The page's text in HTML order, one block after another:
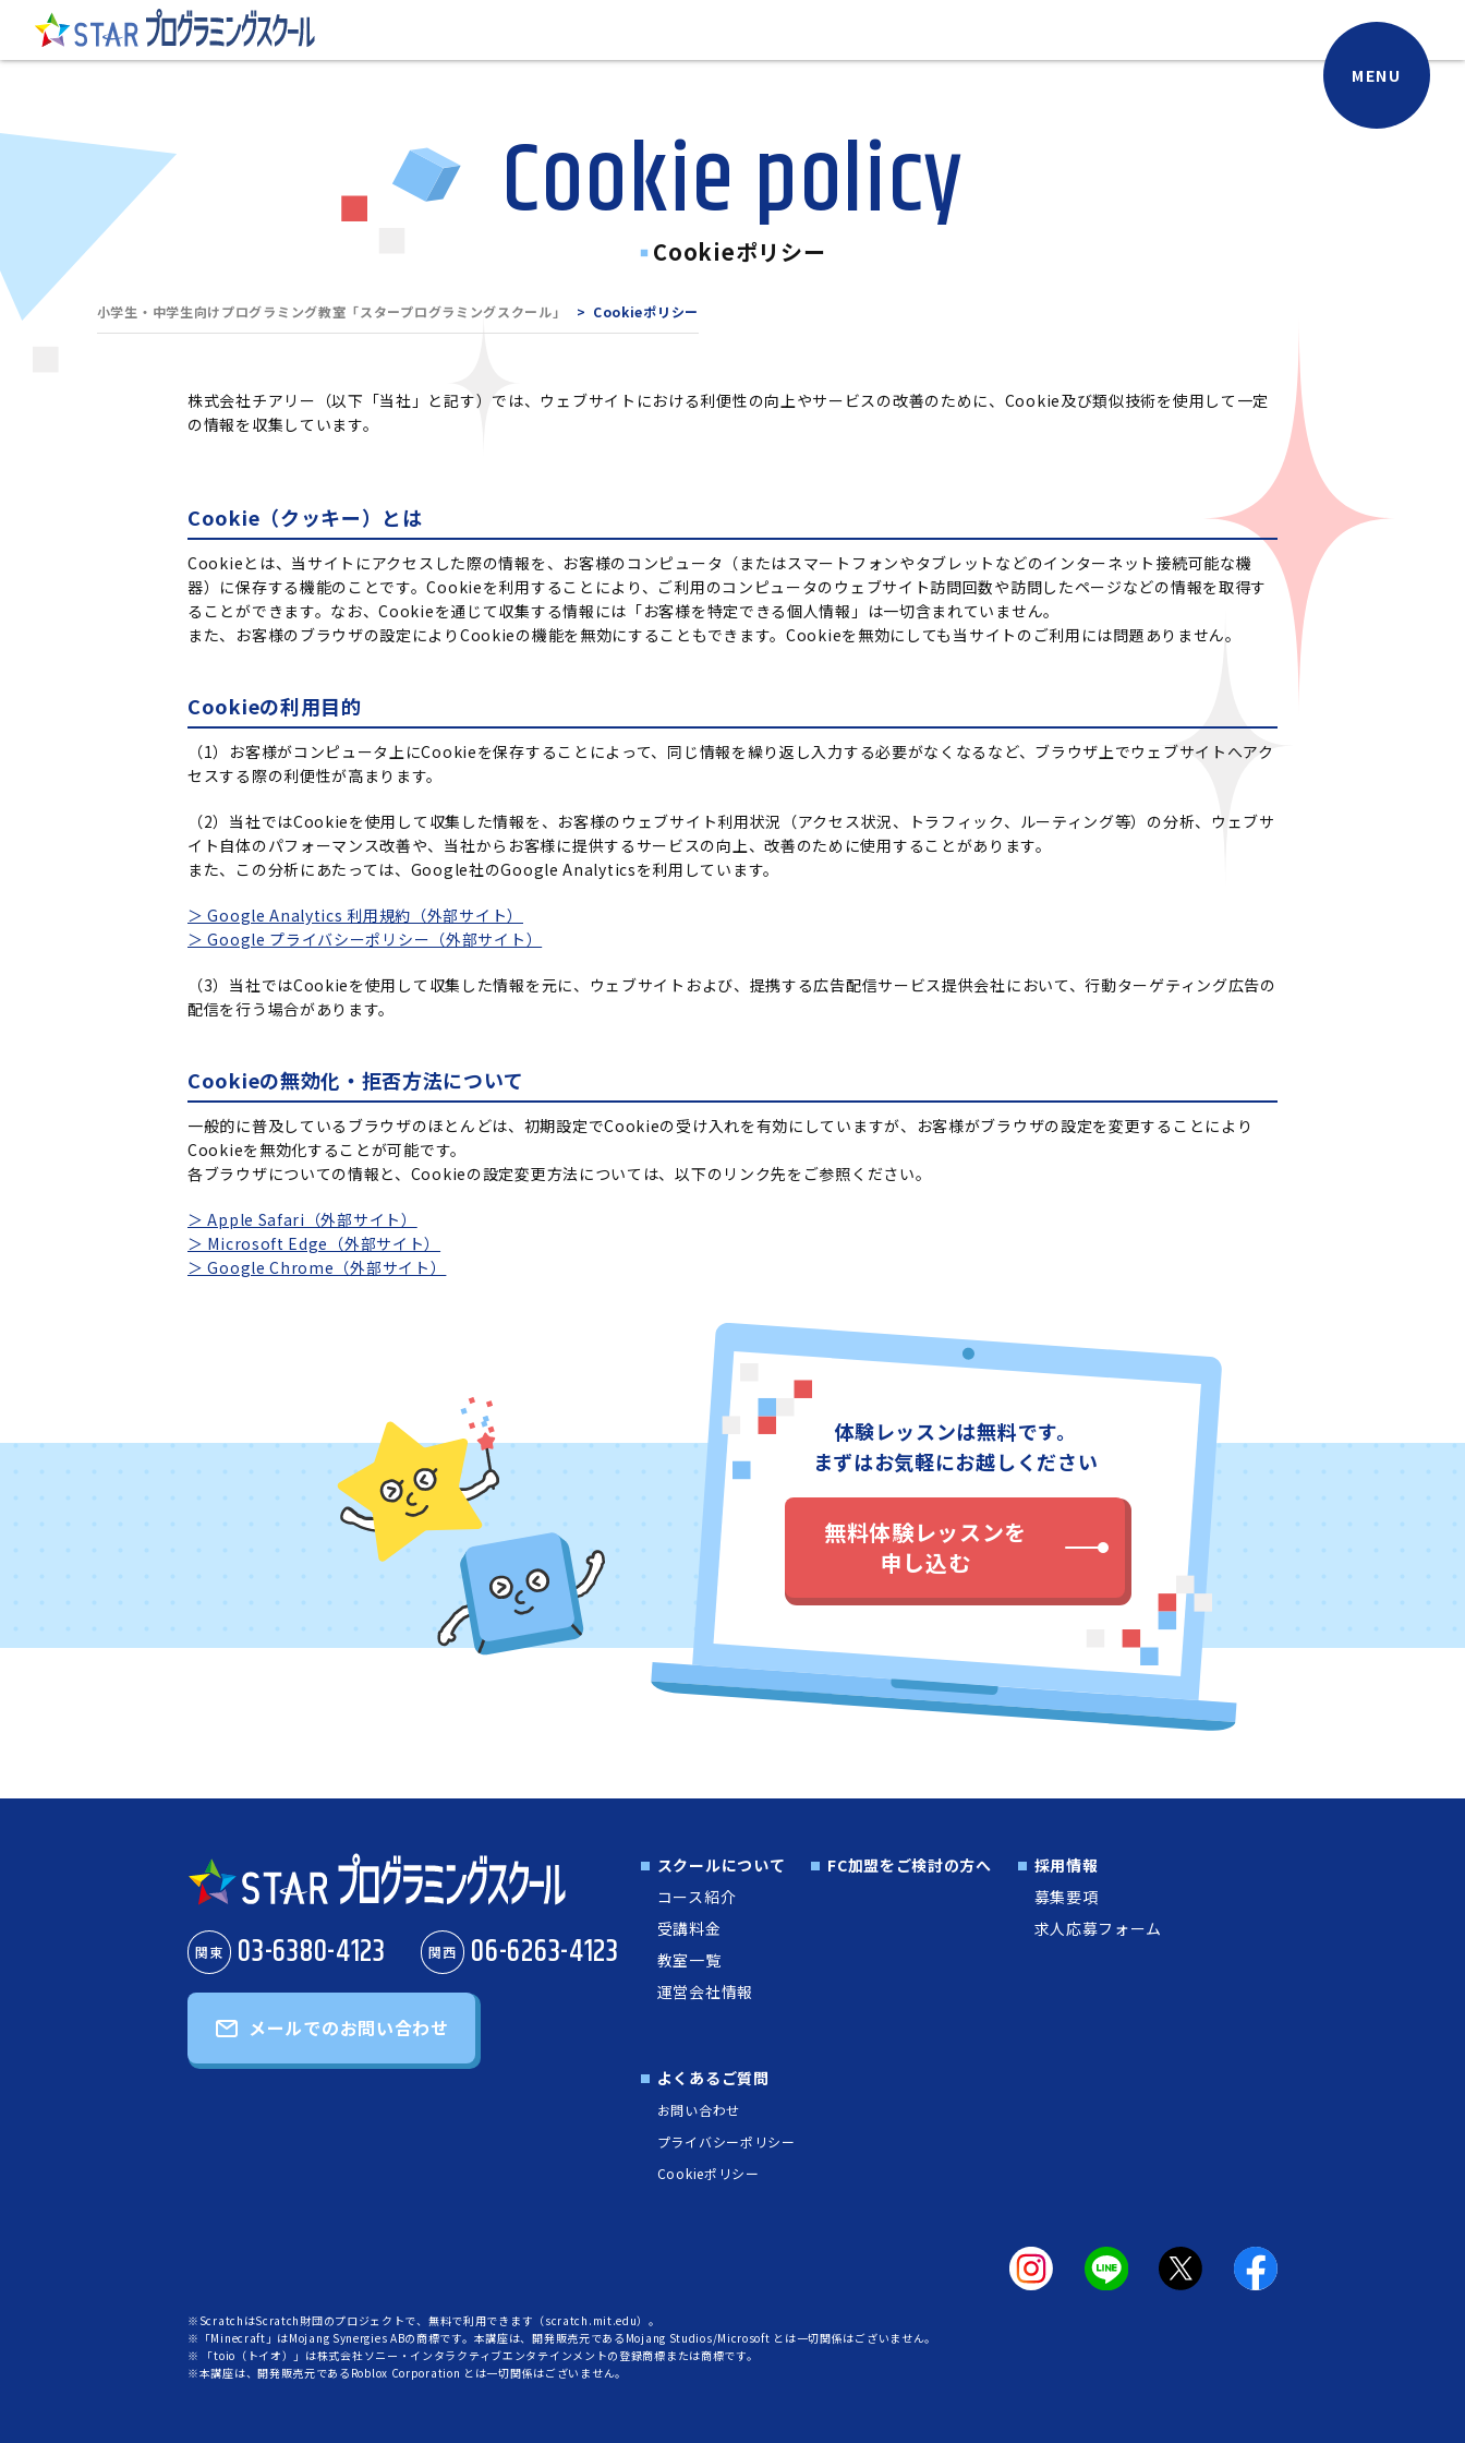
MENU
Cookie policy
Cookieポリシー
小学生・中学生向けプログラミング教室「スタープログラミングスクール」 Cookieポリシー
株式会社チアリー（以下「当社」と記す）では、ウェブサイトにおける利便性の向上やサービスの改善のために、Cookie及び類似技術を使用して一定
の情報を収集しています。
Cookie（クッキー）とは
Cookieとは、当サイトにアクセスした際の情報を、お客様のコンピュータ（またはスマートフォンやタブレットなどのインターネット接続可能な機
器）に保存する機能のことです。Cookieを利用することにより、ご利用のコンピュータのウェブサイト訪問回数や訪問したページなどの情報を取得す
ることができます。なお、Cookieを通じて収集する情報には「お客様を特定できる個人情報」は一切含まれていません。
また、お客様のブラウザの設定によりCookieの機能を無効にすることもできます。Cookieを無効にしても当サイトのご利用には問題ありません。
Cookieの利用目的
（1）お客様がコンピュータ上にCookieを保存することによって、同じ情報を繰り返し入力する必要がなくなるなど、ブラウザ上でウェブサイトへアク
セスする際の利便性が高まります。
（2）当社ではCookieを使用して収集した情報を、お客様のウェブサイト利用状況（アクセス状況、トラフィック、ルーティング等）の分析、ウェブサ
イト自体のパフォーマンス改善や、当社からお客様に提供するサービスの向上、改善のために使用することがあります。
また、この分析にあたっては、Google社のGoogle Analyticsを利用しています。
＞ Google Analytics 利用規約（外部サイト）
＞ Google プライバシーポリシー（外部サイト）
（3）当社ではCookieを使用して収集した情報を元に、ウェブサイトおよび、提携する広告配信サービス提供会社において、行動ターゲティング広告の
配信を行う場合があります。
Cookieの無効化・拒否方法について
一般的に普及しているブラウザのほとんどは、初期設定でCookieの受け入れを有効にしていますが、お客様がブラウザの設定を変更することにより
Cookieを無効化することが可能です。
各ブラウザについての情報と、Cookieの設定変更方法については、以下のリンク先をご参照ください。
＞ Apple Safari（外部サイト）
＞ Microsoft Edge（外部サイト）
＞ Google Chrome（外部サイト）
体験レッスンは無料です。
まずはお気軽にお越しください
無料体験レッスンを
申し込む
関東 03-6380-4123 関西 06-6263-4123
メールでのお問い合わせ
スクールについて
コース紹介
受講料金
教室一覧
運営会社情報
FC加盟を ご検討の方へ
採用情報
募集要項
求人応募フォーム
よくあるご質問
お問い合わせ
プライバシーポリシー
Cookieポリシー
※ScratchはScratch財団のプロジェクトで、無料で利用できます（scratch.mit.edu）。
※「Minecraft」はMojang Synergies ABの商標です。本講座は、開発販売元であるMojang Studios/Microsoft とは一切関係はございません。
※ 「toio（トイオ）」は株式会社ソニー・インタラクティブエンタテインメントの登録商標または商標です。
※本講座は、開発販売元であるRoblox Corporation とは一切関係はございません。